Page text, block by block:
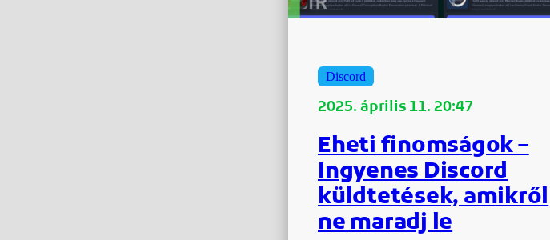
Discord
2025. április 11. 20:47
Eheti finomságok –
Ingyenes Discord
küldtetések, amikről
ne maradj le